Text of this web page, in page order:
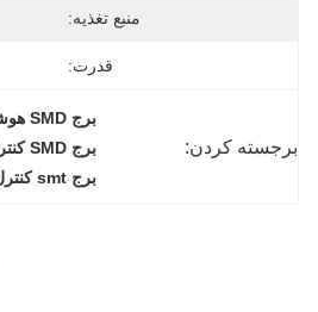
منبع تغذیه:
قدرت:
برجسته کردن:
برج SMD هوشمند با راندمان بالا
برج SMD کنترل موجودی
برج smt کنترل موجودی